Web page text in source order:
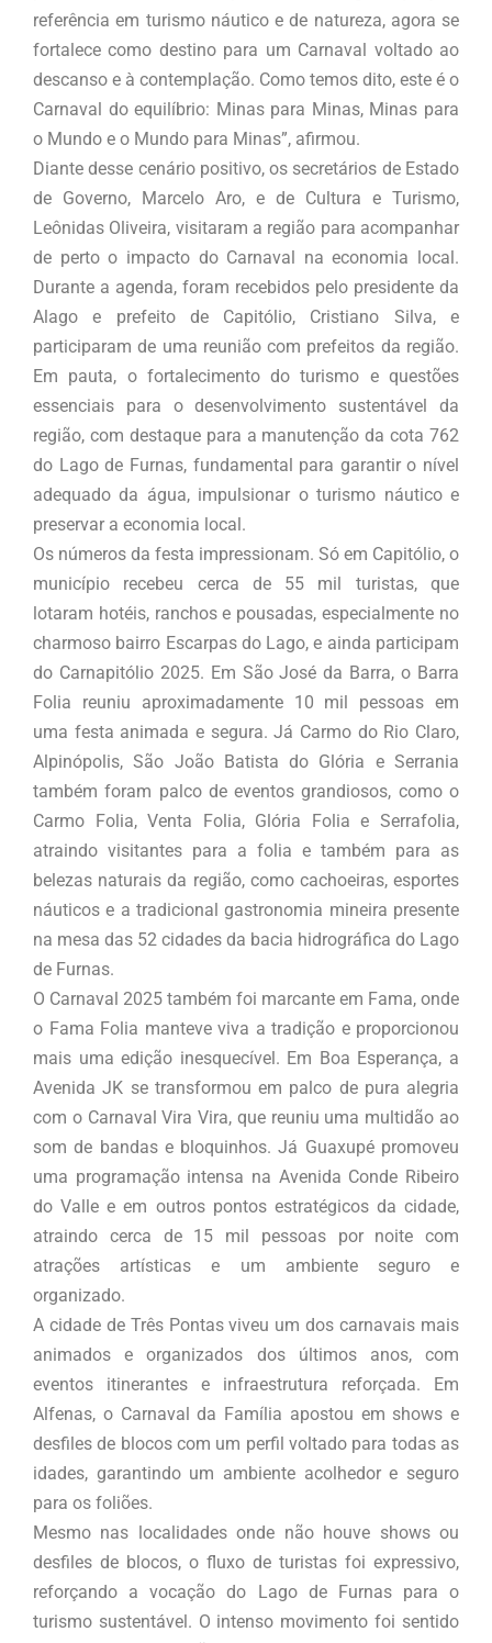
referência em turismo náutico e de natureza, agora se
fortalece como destino para um Carnaval voltado ao
descanso e à contemplação. Como temos dito, este é o
Carnaval do equilíbrio: Minas para Minas, Minas para
o Mundo e o Mundo para Minas”, afirmou.
Diante desse cenário positivo, os secretários de Estado
de Governo, Marcelo Aro, e de Cultura e Turismo,
Leônidas Oliveira, visitaram a região para acompanhar
de perto o impacto do Carnaval na economia local.
Durante a agenda, foram recebidos pelo presidente da
Alago e prefeito de Capitólio, Cristiano Silva, e
participaram de uma reunião com prefeitos da região.
Em pauta, o fortalecimento do turismo e questões
essenciais para o desenvolvimento sustentável da
região, com destaque para a manutenção da cota 762
do Lago de Furnas, fundamental para garantir o nível
adequado da água, impulsionar o turismo náutico e
preservar a economia local.
Os números da festa impressionam. Só em Capitólio, o
município recebeu cerca de 55 mil turistas, que
lotaram hotéis, ranchos e pousadas, especialmente no
charmoso bairro Escarpas do Lago, e ainda participam
do Carnapitólio 2025. Em São José da Barra, o Barra
Folia reuniu aproximadamente 10 mil pessoas em
uma festa animada e segura. Já Carmo do Rio Claro,
Alpinópolis, São João Batista do Glória e Serrania
também foram palco de eventos grandiosos, como o
Carmo Folia, Venta Folia, Glória Folia e Serrafolia,
atraindo visitantes para a folia e também para as
belezas naturais da região, como cachoeiras, esportes
náuticos e a tradicional gastronomia mineira presente
na mesa das 52 cidades da bacia hidrográfica do Lago
de Furnas.
O Carnaval 2025 também foi marcante em Fama, onde
o Fama Folia manteve viva a tradição e proporcionou
mais uma edição inesquecível. Em Boa Esperança, a
Avenida JK se transformou em palco de pura alegria
com o Carnaval Vira Vira, que reuniu uma multidão ao
som de bandas e bloquinhos. Já Guaxupé promoveu
uma programação intensa na Avenida Conde Ribeiro
do Valle e em outros pontos estratégicos da cidade,
atraindo cerca de 15 mil pessoas por noite com
atrações artísticas e um ambiente seguro e
organizado.
A cidade de Três Pontas viveu um dos carnavais mais
animados e organizados dos últimos anos, com
eventos itinerantes e infraestrutura reforçada. Em
Alfenas, o Carnaval da Família apostou em shows e
desfiles de blocos com um perfil voltado para todas as
idades, garantindo um ambiente acolhedor e seguro
para os foliões.
Mesmo nas localidades onde não houve shows ou
desfiles de blocos, o fluxo de turistas foi expressivo,
reforçando a vocação do Lago de Furnas para o
turismo sustentável. O intenso movimento foi sentido